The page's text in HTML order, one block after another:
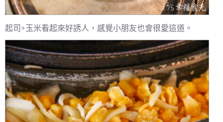
起司+玉米看起來好誘人，感覺小朋友也會很愛這道。